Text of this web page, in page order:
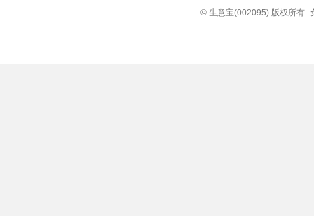
© 生意宝(002095) 版权所有